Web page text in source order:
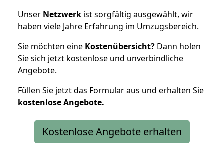
Unser Netzwerk ist sorgfältig ausgewählt, wir
haben viele Jahre Erfahrung im Umzugsbereich.
Sie möchten eine Kostenübersicht? Dann holen
Sie sich jetzt kostenlose und unverbindliche
Angebote.
Füllen Sie jetzt das Formular aus und erhalten Sie
kostenloseAngebote.
Kostenlose Angebote erhalten